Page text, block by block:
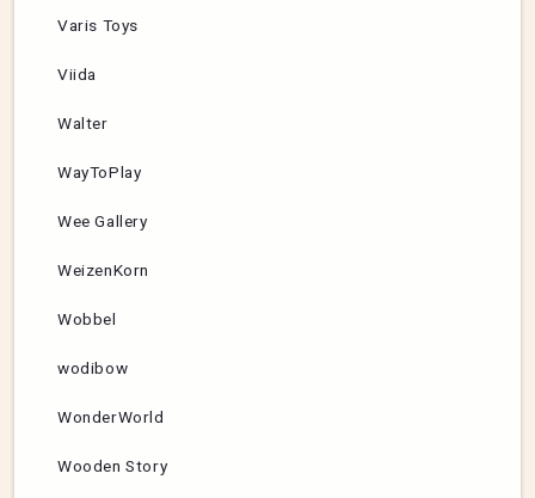
Varis Toys
Viida
Walter
WayToPlay
Wee Gallery
WeizenKorn
Wobbel
wodibow
WonderWorld
Wooden Story